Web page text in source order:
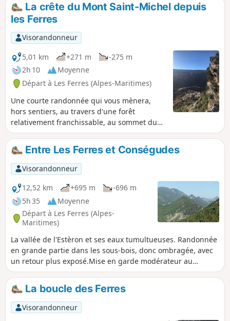
La crête du Mont Saint-Michel depuis
les Ferres
Visorandonneur
5,01 km
+271 m
-275 m
2h 10
Moyenne
Départ à Les Ferres (Alpes-Maritimes)
Une courte randonnée qui vous mènera,
hors sentiers, au travers d'une forêt
relativement franchissable, au sommet du
Mont Saint-Michel. Ce dernier vous offrira
une très belle vue du village à la verticale. Le
sentier retour passe dans une zone facile,
boisée de châtaigniers Randonnée réservée
aux amateurs du hors sentiers.
Entre Les Ferres et Conségudes
Visorandonneur
12,52 km
+695 m
-696 m
5h 35
Moyenne
Départ à Les Ferres (Alpes-
Maritimes)
La vallée de l'Estèron et ses eaux tumultueuses. Randonnée
en grande partie dans les sous-bois, donc ombragée, avec
un retour plus exposé.Mise en garde modérateur au
02/03/2021 : Attention ! Suite à des éboulements, un sentier
est interdit. Voir les avis 27 février et 02 mars 2021
La boucle des Ferres
Visorandonneur